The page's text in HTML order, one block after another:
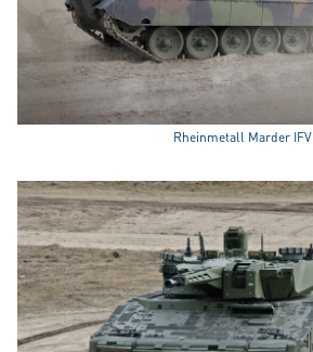
Rheinmetall Marder IFV